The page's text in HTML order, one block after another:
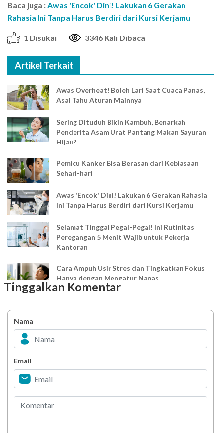
Baca juga :Awas 'Encok' Dini! Lakukan 6 Gerakan
Rahasia Ini Tanpa Harus Berdiri dari Kursi Kerjamu
1 Disukai 3346 Kali Dibaca
Artikel Terkait
Awas Overheat! Boleh Lari Saat Cuaca Panas,
Asal Tahu Aturan Mainnya
Sering Dituduh Bikin Kambuh, Benarkah
Penderita Asam Urat Pantang Makan Sayuran
Hijau?
Pemicu Kanker Bisa Berasan dari Kebiasaan
Sehari-hari
Awas 'Encok' Dini! Lakukan 6 Gerakan Rahasia
Ini Tanpa Harus Berdiri dari Kursi Kerjamu
Selamat Tinggal Pegal-Pegal! Ini Rutinitas
Peregangan 5 Menit Wajib untuk Pekerja
Kantoran
Cara Ampuh Usir Stres dan Tingkatkan Fokus
Hanya dengan Mengatur Napas
Bahagia dalam Tubuh
Minuman Manis, Teman atau Ancaman?
Berani Selesaikan Challenge 6.000 Langkah?
Tinggalkan Komentar
Nama
Email